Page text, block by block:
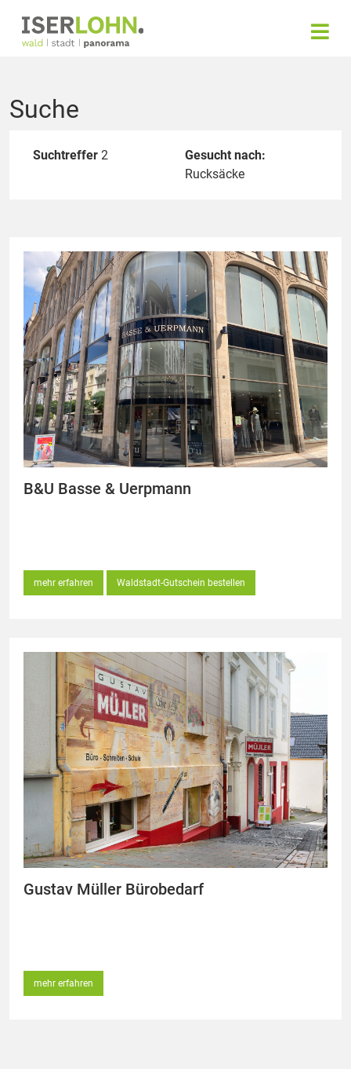
Suche
Suchtreffer 2
Gesucht nach:
Rucksäcke
B&U Basse & Uerpmann
mehr erfahren Waldstadt-Gutschein bestellen
Gustav Müller Bürobedarf
mehr erfahren